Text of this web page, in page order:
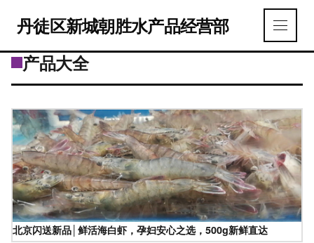
丹徒区新城朝胜水产品经营部
产品大全
北京闪送新品│鲜活海白虾，孕妇安心之选，500g新鲜直达